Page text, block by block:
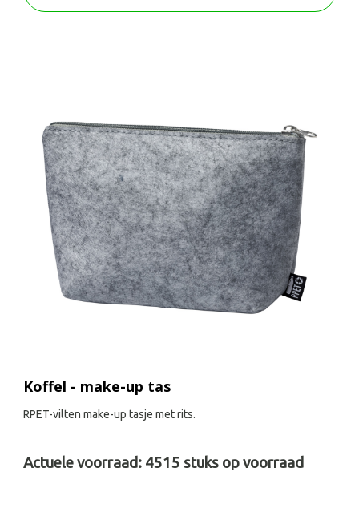
Koffel - make-up tas
RPET-vilten make-up tasje met rits.
Actuele voorraad: 4515 stuks op voorraad